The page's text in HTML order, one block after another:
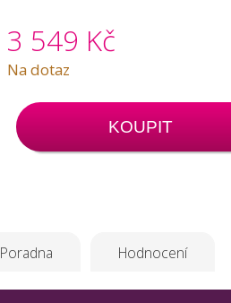
3 549 Kč
Na dotaz
KOUPIT
Poradna Hodnocení